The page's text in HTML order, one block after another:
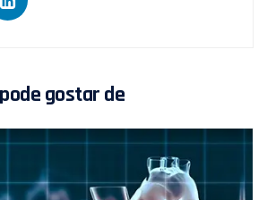
gostar de